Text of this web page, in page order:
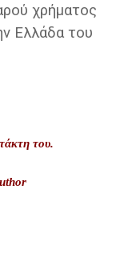
χρήματος
Ελλάδα του
του.